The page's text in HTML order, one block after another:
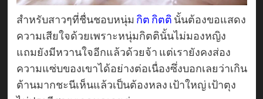
สำหรับสาวๆที่ชื่นชอบหนุ่ม กิต กิตติ นั้นต้องขอแสดง
ความเสียใจด้วยเพราะหนุ่มกิตตินั้นไม่มองหญิง
แถมยังมีหวานใจอีกแล้วด้วยจ้า แต่เรายังคงส่อง
ความแซ่บของเขาได้อย่างต่อเนื่องซึ่งบอกเลยว่าเกิน
ต้านมากชะนีเห็นแล้วเป็นต้องหลง เป้าใหญ่ เป้าตุง